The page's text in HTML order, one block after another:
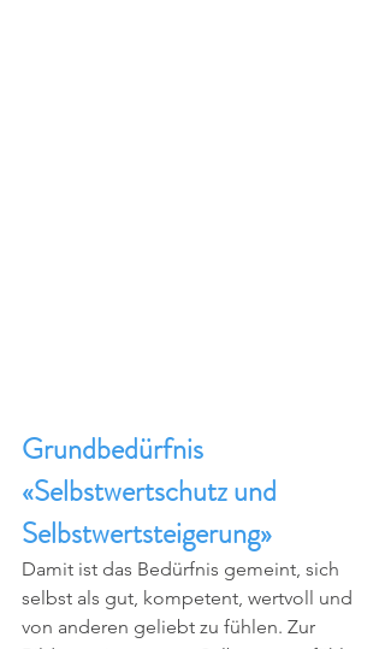
Grundbedürfnis
«Selbstwertschutz und
Selbstwertsteigerung»
Damit ist das Bedürfnis gemeint, sich
selbst als gut, kompetent, wertvoll und
von anderen geliebt zu fühlen. Zur